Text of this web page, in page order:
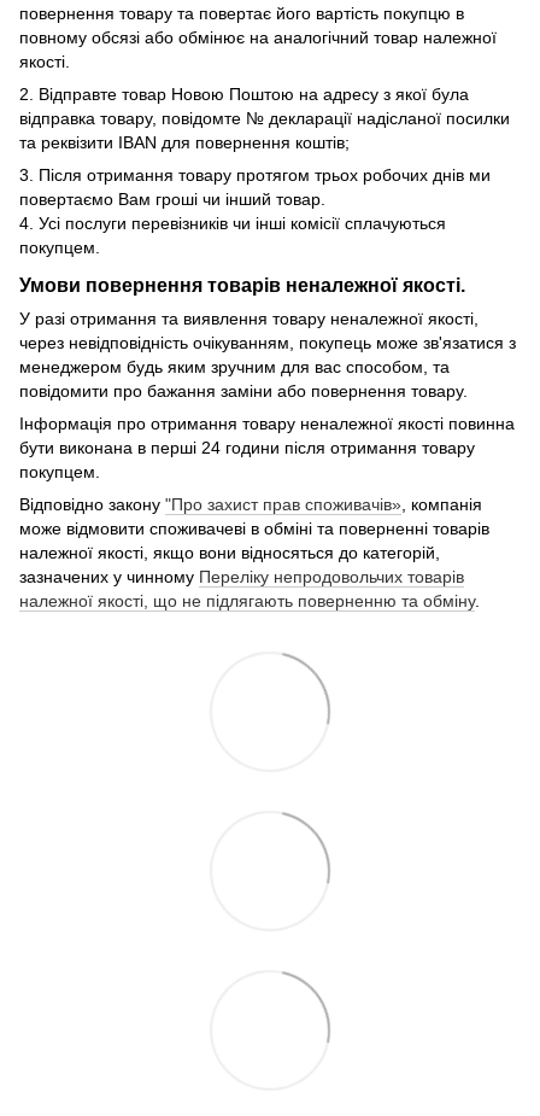
повернення товару та повертає його вартість покупцю в
повному обсязі або обмінює на аналогічний товар належної
якості.
2. Відправте товар Новою Поштою на адресу з якої була
відправка товару, повідомте № декларації надісланої посилки
та реквізити IBAN для повернення коштів;
3. Після отримання товару протягом трьох робочих днів ми
повертаємо Вам гроші чи інший товар.
4. Усі послуги перевізників чи інші комісії сплачуються
покупцем.
Умови повернення товарів неналежної якості.
У разі отримання та виявлення товару неналежної якості,
через невідповідність очікуванням, покупець може зв'язатися з
менеджером будь яким зручним для вас способом, та
повідомити про бажання заміни або повернення товару.
Інформація про отримання товару неналежної якості повинна
бути виконана в перші 24 години після отримання товару
покупцем.
Відповідно закону "Про захист прав споживачів», компанія
може відмовити споживачеві в обміні та поверненні товарів
належної якості, якщо вони відносяться до категорій,
зазначених у чинному Переліку непродовольчих товарів
належної якості, що не підлягають поверненню та обміну.